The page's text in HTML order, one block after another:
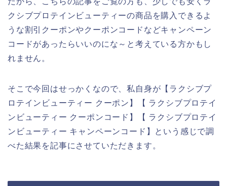
クシブプロテインビューティーの商品を購入できるよ
うな割引クーポンやクーポンコードなどキャンペーン
コードがあったらいいのにな～と考えている方かもし
れません。
そこで今回はせっかくなので、私自身が【ラクシブプ
ロテインビューティー クーポン】【 ラクシブプロテイ
ンビューティー クーポンコード】【 ラクシブプロテイ
ンビューティー キャンペーンコード】という感じで調
べた結果を記事にさせていただきます。